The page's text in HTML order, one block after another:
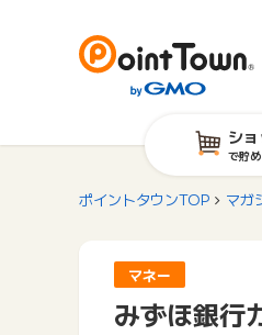
シ
で貯
ポイントタウンTOP マガ
マネー
みずほ銀行